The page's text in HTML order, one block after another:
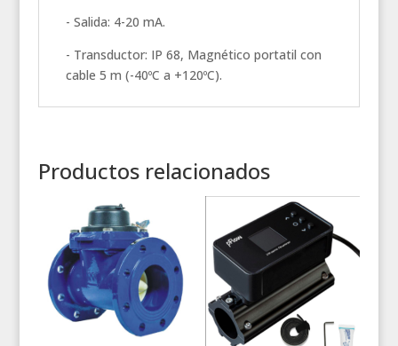
- Salida: 4-20 mA.
- Transductor: IP 68, Magnético portatil con
cable 5 m (-40ºC a +120ºC).
Productos relacionados